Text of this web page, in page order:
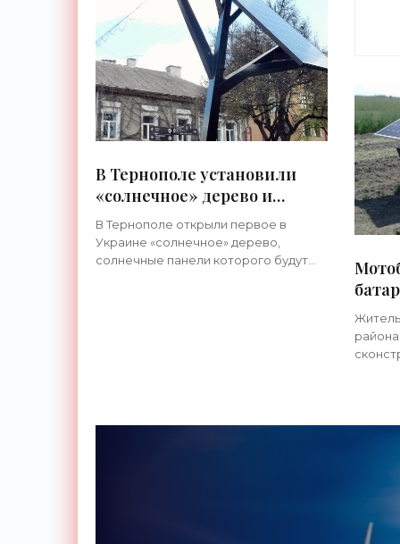
В Тернополе установили
«солнечное» дерево и
открыли ресурсный центр
поддержки ОСМД -
«Новости Электроники»
В Тернополе открыли первое в
Украине «солнечное» дерево,
солнечные панели которого будут
из